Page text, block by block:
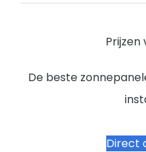
Prijzen
De beste
Direct